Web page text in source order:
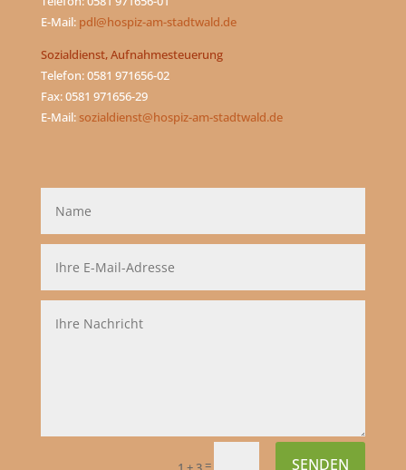
E-Mail: pdl@hospiz-am-stadtwald.de
Sozialdienst, Aufnahmesteuerung
Telefon: 0581 971656-02
Fax: 0581 971656-29
E-Mail:sozialdienst@hospiz-am-stadtwald.de
1 + 3= SENDEN